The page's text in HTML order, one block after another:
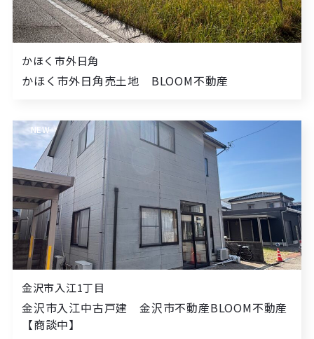
かほく市外日角
かほく市外日角売土地 BLOOM不動産
金沢市入江1丁目
金沢市入江中古戸建 金沢市不動産BLOOM不動産
【商談中】
NEW